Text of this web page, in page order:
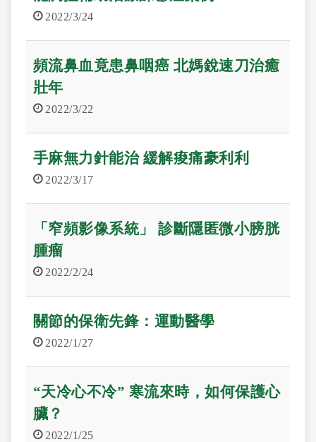
2022/3/24
頻流鼻血竟患鼻咽癌 北媽銳速刀治癒
壯年
2022/3/22
手麻無力針能治 緩解痠痛豪利利
2022/3/17
「窄頻影像系統」 診斷隱匿微小膀胱
腫瘤
2022/2/24
關節的保衛先鋒：運動醫學
2022/1/27
“天冷心不冷” 寒流來時，如何保護心
臟？
2022/1/25